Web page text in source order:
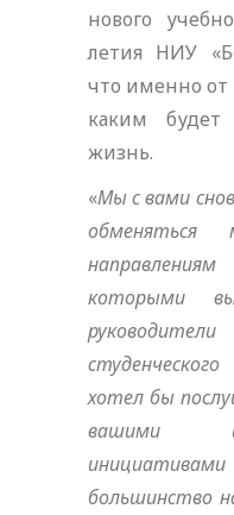
нового
летия НИУ
что именно от
каким
жизнь.
«Мы с вами
которыми
хотел бы
вашими
большинство